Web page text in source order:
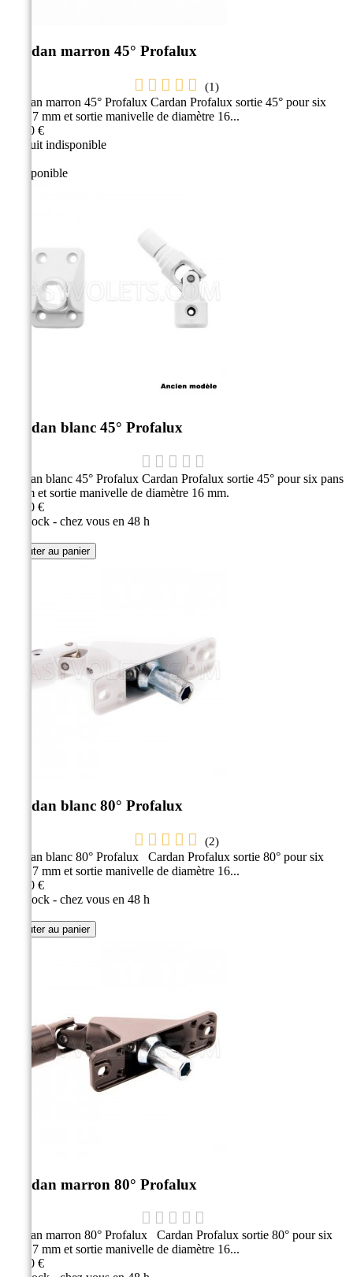
Cardan marron 45° Profalux
(1)
Cardan marron 45° Profalux Cardan Profalux sortie 45° pour six
pans 7 mm et sortie manivelle de diamètre 16...
38,30 €
Produit indisponible
Indisponible
Cardan blanc 45° Profalux
Cardan blanc 45° Profalux Cardan Profalux sortie 45° pour six pans
7 mm et sortie manivelle de diamètre 16 mm.
38,30 €
En stock - chez vous en 48 h
Ajouter au panier
Cardan blanc 80° Profalux
(2)
Cardan blanc 80° Profalux Cardan Profalux sortie 80° pour six
pans 7 mm et sortie manivelle de diamètre 16...
35,20 €
En stock - chez vous en 48 h
Ajouter au panier
Cardan marron 80° Profalux
Cardan marron 80° Profalux Cardan Profalux sortie 80° pour six
pans 7 mm et sortie manivelle de diamètre 16...
35,20 €